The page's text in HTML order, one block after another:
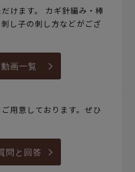
けます。 カギ針編み・棒
し子の刺し方などがござ
画一覧
用意しております。ぜひ
問と回答